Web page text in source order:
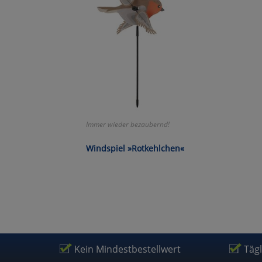
Immer wieder bezaubernd!
Windspiel »Rotkehlchen«
Kein Mindestbestellwert